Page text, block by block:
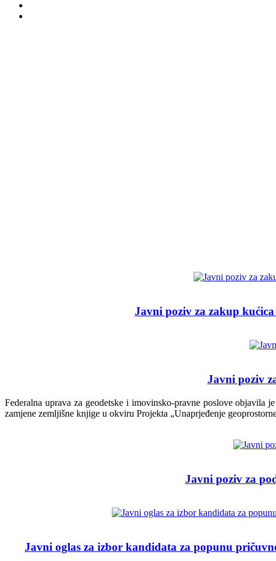
Javni poziv za zakup
Javni poziv
Federalna uprava za geodetske i imovinsko-pravne poslove objavila
zamjene zemljišne knjige u okviru Projekta „Unaprjeđenje
Javni poziv za
Javni oglas za izbor kandidata za popunu